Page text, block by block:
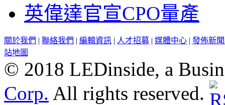
英偉達官宣CPO量產
關於我們 | 聯絡我們 | 編輯資訊 | 人才招募 | 媒體中心 | 發佈新
站地圖
© 2018 LEDinside, a
Corp. All rights reserved.